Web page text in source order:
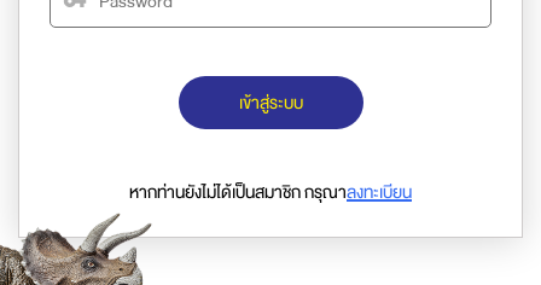
เข้าสู่ระบบ
หากท่านยังไม่ได้เป็นสมาชิก กรุณาลงทะเบียน